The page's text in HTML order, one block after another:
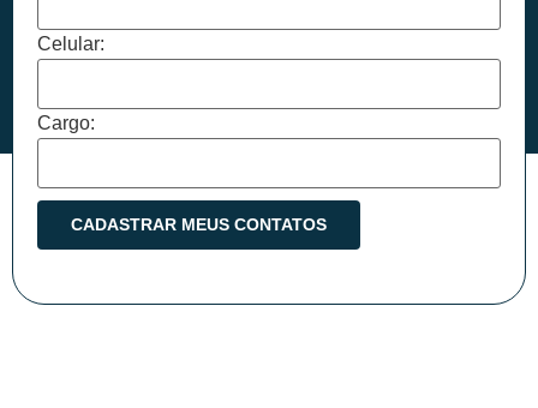
Celular:
Cargo: